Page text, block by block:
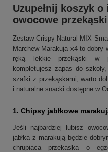
Uzupełnij koszyk
owocowe przekąski
Zestaw Crispy Natural MIX
Marchew Marakuja x4 to dobry
ręką lekkie przekąski w
kompletujesz zapas do
szafki z przekąskami, warto
i naturalne snacki dostępne w
1. Chipsy jabłkowe
Jeśli najbardziej lubisz
jabłka z marakują będzie
chrupiąca przekąska o